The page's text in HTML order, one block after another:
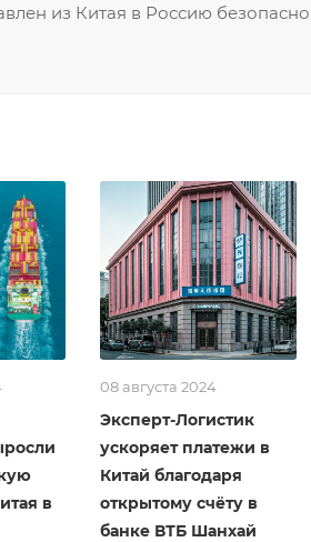
из Китая в Россию
в
08 августа 2024
Эксперт-Логистик
ускоряет платежи в
Китай благодаря
открытому счёту в
банке ВТБ Шанхай